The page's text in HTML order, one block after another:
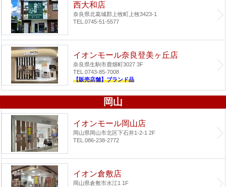
西大和店
奈良県北葛城郡上牧町上牧3423-1
TEL.0745-51-5577
イオンモール奈良登美ヶ丘店
奈良県生駒市鹿畑町3027 3F
TEL.0743-85-7008
【販売店舗】ブランド品
岡山
イオンモール岡山店
岡山県岡山市北区下石井1-2-1 2F
TEL.086-238-2772
イオン倉敷店
岡山県倉敷市水江1 1F